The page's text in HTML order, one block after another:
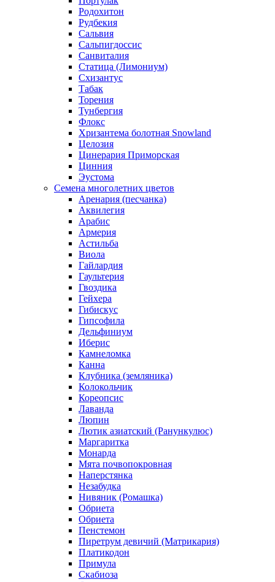
Родохитон
Рудбекия
Сальвия
Сальпигдоссис
Санвиталия
Статица (Лимониум)
Схизантус
Табак
Торения
Тунбергия
Флокс
Хризантема болотная Snowland
Целозия
Цинерария Приморская
Цинния
Эустома
Семена многолетних цветов
Аренария (песчанка)
Аквилегия
Арабис
Армерия
Астильба
Виола
Гайлардия
Гаультерия
Гвоздика
Гейхера
Гибискус
Гипсофила
Дельфиниум
Иберис
Камнеломка
Канна
Клубника (земляника)
Колокольчик
Кореопсис
Лаванда
Люпин
Лютик азиатский (Ранункулюс)
Маргаритка
Монарда
Мята почвопокровная
Наперстянка
Незабудка
Нивяник (Ромашка)
Обриета
Обриета
Пенстемон
Пиретрум девичий (Матрикария)
Платикодон
Примула
Скабиоза